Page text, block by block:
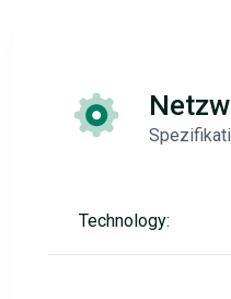
Technology: